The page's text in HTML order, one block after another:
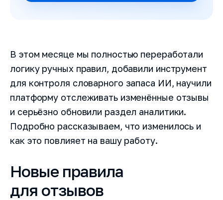
В этом месяце мы полностью переработали
логику ручных правил, добавили инструмент
для контроля словарного запаса ИИ, научили
платформу отслеживать изменённые отзывы
и серьёзно обновили раздел аналитики.
Подробно рассказываем, что изменилось и
как это повлияет на вашу работу.
Новые правила
для отзывов